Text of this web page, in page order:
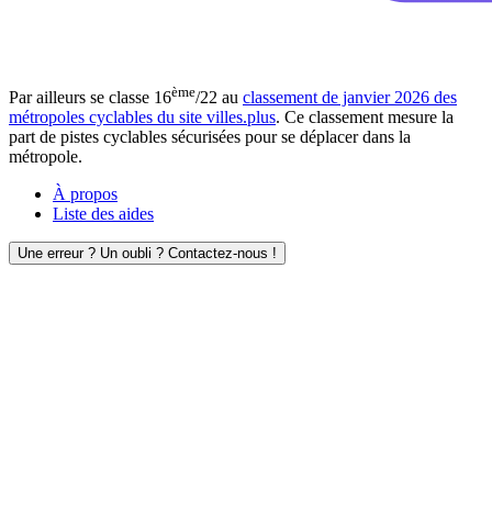
Par ailleurs se classe 16ème/22 au classement de janvier 2026 des
métropoles cyclables du site villes.plus. Ce classement mesure la
part de pistes cyclables sécurisées pour se déplacer dans la
métropole.
À propos
Liste des aides
Une erreur ? Un oubli ? Contactez-nous !